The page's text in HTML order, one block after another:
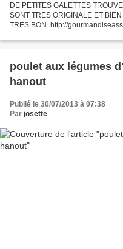
DE PETITES GALETTES
SONT TRES ORIGINALE ET
TRES BON. http://
D'OEUF 1 ECHALOTE...
poulet aux légumes
hanout
Publié le 30/07/2013 à 07:38
Par josette